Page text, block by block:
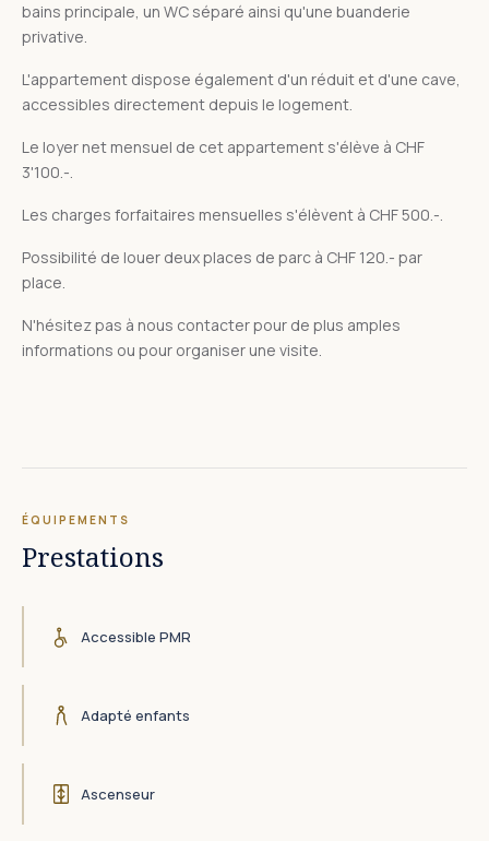
bains principale, un WC séparé ainsi qu'une buanderie
privative.
L'appartement dispose également d'un réduit et d'une cave,
accessibles directement depuis le logement.
Le loyer net mensuel de cet appartement s'élève à CHF
3'100.-.
Les charges forfaitaires mensuelles s'élèvent à CHF 500.-.
Possibilité de louer deux places de parc à CHF 120.- par
place.
N'hésitez pas à nous contacter pour de plus amples
informations ou pour organiser une visite.
ÉQUIPEMENTS
Prestations
Accessible PMR
Adapté enfants
Ascenseur